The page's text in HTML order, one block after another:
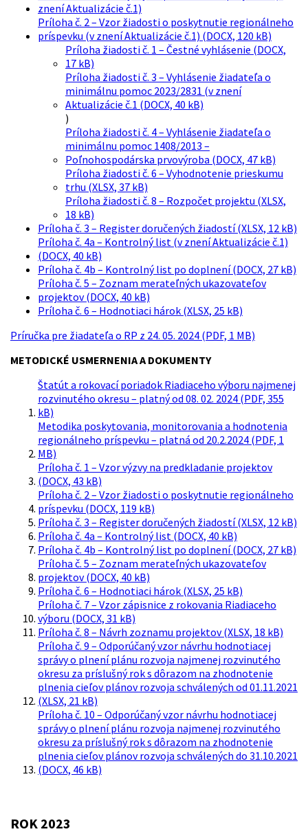
znení Aktualizácie č.1)
Príloha č. 2 – Vzor žiadosti o poskytnutie regionálneho
príspevku (v znení Aktualizácie č.1) (DOCX, 120 kB)
Príloha žiadosti č. 1 – Čestné vyhlásenie (DOCX,
17 kB)
Príloha žiadosti č. 3 – Vyhlásenie žiadateľa o
minimálnu pomoc 2023/2831 (v znení
Aktualizácie č.1 (DOCX, 40 kB)
)
Príloha žiadosti č. 4 – Vyhlásenie žiadateľa o
minimálnu pomoc 1408/2013 –
Poľnohospodárska prvovýroba (DOCX, 47 kB)
Príloha žiadosti č. 6 – Vyhodnotenie prieskumu
trhu (XLSX, 37 kB)
Príloha žiadosti č. 8 – Rozpočet projektu (XLSX,
18 kB)
Príloha č. 3 – Register doručených žiadostí (XLSX, 12 kB)
Príloha č. 4a – Kontrolný list (v znení Aktualizácie č.1)
(DOCX, 40 kB)
Príloha č. 4b – Kontrolný list po doplnení (DOCX, 27 kB)
Príloha č. 5 – Zoznam merateľných ukazovateľov
projektov (DOCX, 40 kB)
Príloha č. 6 – Hodnotiaci hárok (XLSX, 25 kB)
Príručka pre žiadateľa o RP z 24. 05. 2024 (PDF, 1 MB)
METODICKÉ USMERNENIA A DOKUMENTY
Štatút a rokovací poriadok Riadiaceho výboru najmenej
rozvinutého okresu – platný od 08. 02. 2024 (PDF, 355
kB)
Metodika poskytovania, monitorovania a hodnotenia
regionálneho príspevku – platná od 20.2.2024 (PDF, 1
MB)
Príloha č. 1 – Vzor výzvy na predkladanie projektov
(DOCX, 43 kB)
Príloha č. 2 – Vzor žiadosti o poskytnutie regionálneho
príspevku (DOCX, 119 kB)
Príloha č. 3 – Register doručených žiadostí (XLSX, 12 kB)
Príloha č. 4a – Kontrolný list (DOCX, 40 kB)
Príloha č. 4b – Kontrolný list po doplnení (DOCX, 27 kB)
Príloha č. 5 – Zoznam merateľných ukazovateľov
projektov (DOCX, 40 kB)
Príloha č. 6 – Hodnotiaci hárok (XLSX, 25 kB)
Príloha č. 7 – Vzor zápisnice z rokovania Riadiaceho
výboru (DOCX, 31 kB)
Príloha č. 8 – Návrh zoznamu projektov (XLSX, 18 kB)
Príloha č. 9 – Odporúčaný vzor návrhu hodnotiacej
správy o plnení plánu rozvoja najmenej rozvinutého
okresu za príslušný rok s dôrazom na zhodnotenie
plnenia cieľov plánov rozvoja schválených od 01.11.2021
(XLSX, 21 kB)
Príloha č. 10 – Odporúčaný vzor návrhu hodnotiacej
správy o plnení plánu rozvoja najmenej rozvinutého
okresu za príslušný rok s dôrazom na zhodnotenie
plnenia cieľov plánov rozvoja schválených do 31.10.2021
(DOCX, 46 kB)
ROK 2023